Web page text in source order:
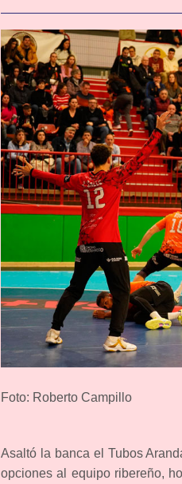
Foto: Roberto Campillo
Asaltó la banca el Tubos
opciones al equipo ribereño,